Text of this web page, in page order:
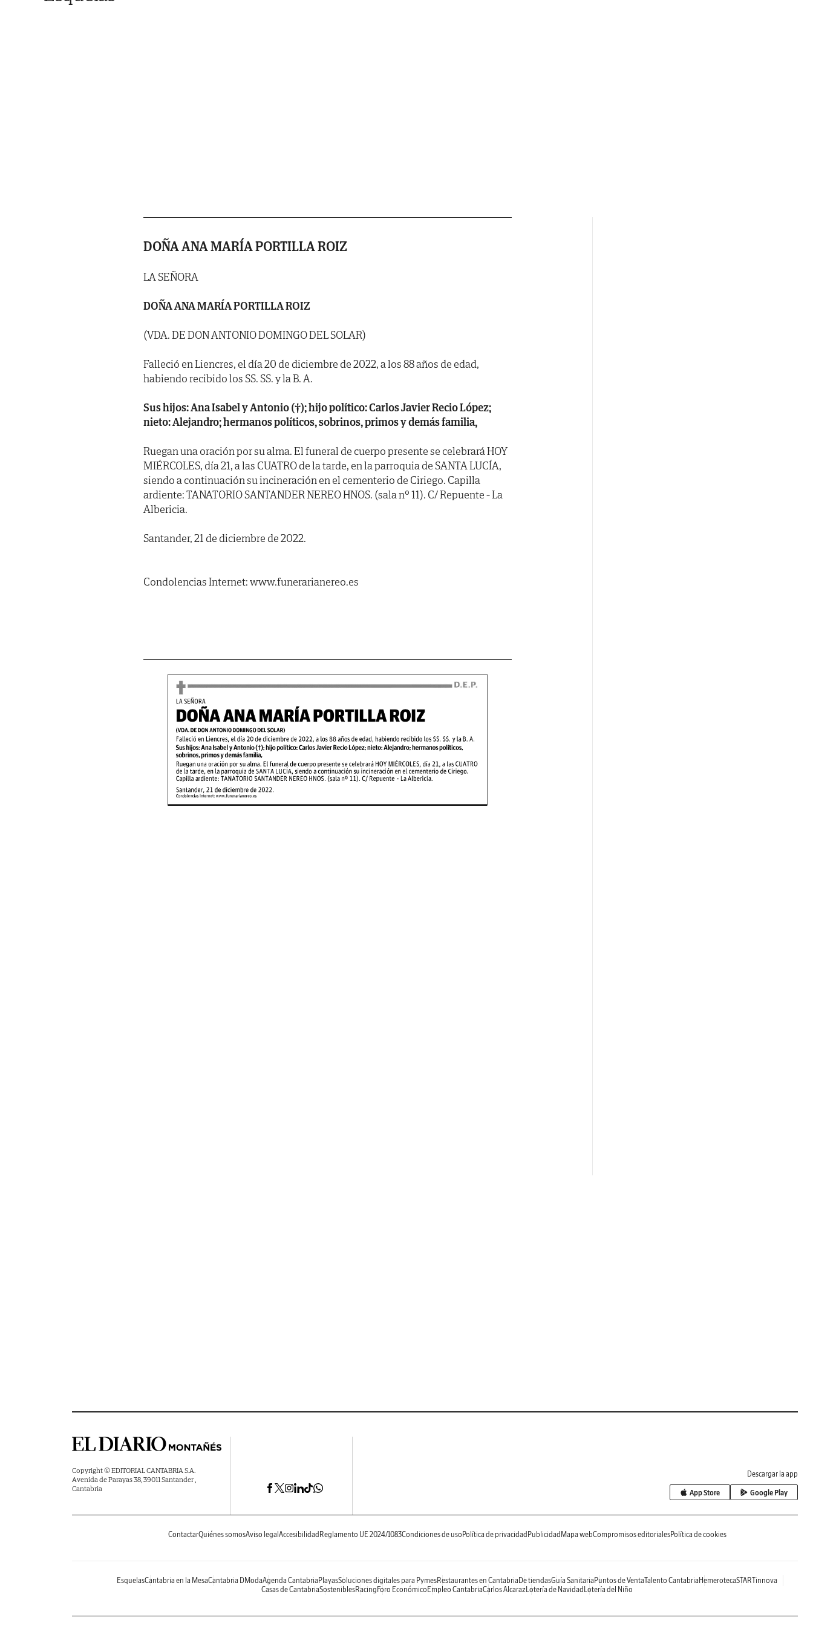
DOÑA ANA MARÍA PORTILLA ROIZ
LA SEÑORA
DOÑA ANA MARÍA PORTILLA ROIZ
(VDA. DE DON ANTONIO DOMINGO DEL SOLAR)
Falleció en Liencres, el día 20 de diciembre de 2022, a los 88 años de edad,
habiendo recibido los SS. SS. y la B. A.
Sus hijos: Ana Isabel y Antonio (†); hijo político: Carlos Javier Recio López;
nieto: Alejandro; hermanos políticos, sobrinos, primos y demás familia,
Ruegan una oración por su alma. El funeral de cuerpo presente se celebrará HOY
MIÉRCOLES, día 21, a las CUATRO de la tarde, en la parroquia de SANTA LUCÍA,
siendo a continuación su incineración en el cementerio de Ciriego. Capilla
ardiente: TANATORIO SANTANDER NEREO HNOS. (sala nº 11). C/ Repuente - La
Albericia.
Santander, 21 de diciembre de 2022.
Condolencias Internet: www.funerarianereo.es
Copyright © EDITORIAL CANTABRIA S.A.
Avenida de Parayas 38, 39011 Santander ,
Cantabria
Descargar la app
App Store Google Play
ContactarQuiénes somosAviso legal Accesibilidad Reglamento UE 2024/1083Condiciones de uso Política de privacidad Publicidad Mapa webCompromisos editorialesPolítica de cookies
EsquelasCantabria en la MesaCantabria DModaAgenda Cantabria PlayasSoluciones digitales para PymesRestaurantes en Cantabria De tiendasGuía Sanitaria Puntos de VentaTalento Cantabria HemerotecaSTARTinnova
Casas de CantabriaSosteniblesRacing Foro Económico Empleo CantabriaCarlos AlcarazLotería de Navidad Lotería del Niño